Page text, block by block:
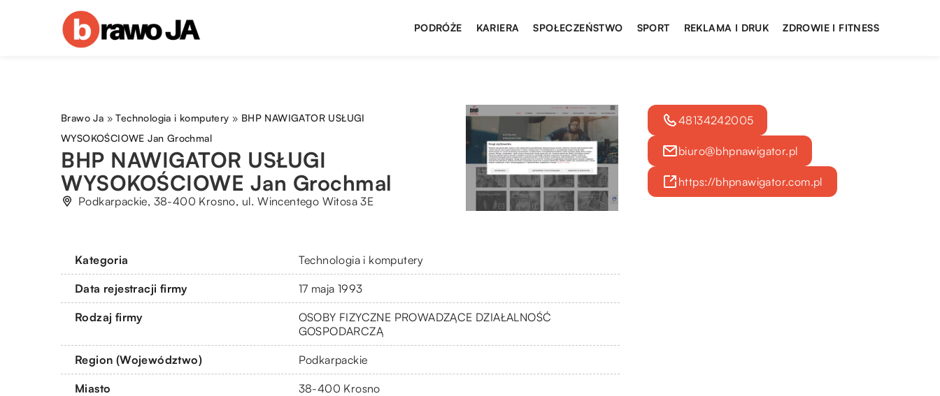
PODRÓŻE KARIERA SPOŁECZEŃSTWO SPORT REKLAMA I DRUK ZDROWIE I FITNESS
Brawo Ja »Technologia i komputery » BHP NAWIGATOR USŁUGI
WYSOKOŚCIOWE Jan Grochmal
BHP NAWIGATOR USŁUGI
WYSOKOŚCIOWE Jan Grochmal
Podkarpackie, 38-400 Krosno, ul. Wincentego Witosa 3E
Kategoria Technologia i komputery
Data rejestracji firmy 17 maja 1993
Rodzaj firmy
OSOBY FIZYCZNE PROWADZĄCE DZIAŁALNOŚĆ
GOSPODARCZĄ
Region (Województwo) Podkarpackie
Miasto 38-400 Krosno
48134242005
biuro@bhpnawigator.pl
https://bhpnawigator.com.pl